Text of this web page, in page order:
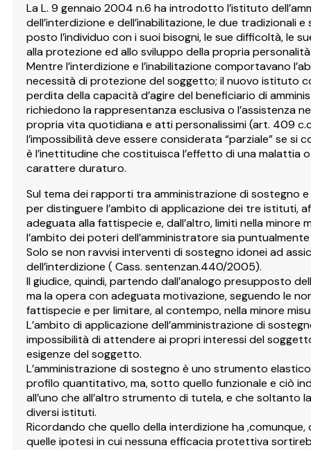
La L. 9 gennaio 2004 n.6 ha introdotto l’istituto
dell’interdizione e dell’inabilitazione, le due
posto l’individuo con i suoi bisogni, le sue difficoltà, le
alla protezione ed allo sviluppo della propria
Mentre l’interdizione e l’inabilitazione comportavano
necessità di protezione del soggetto; il nuovo istituto
perdita della capacità d’agire del beneficiario di
richiedono la rappresentanza esclusiva o l’assistenza
propria vita quotidiana e atti personalissimi (art. 409
l’impossibilità deve essere considerata “parziale” se
è l’inettitudine che costituisca l’effetto di una malattia
carattere duraturo.
Sul tema dei rapporti tra amministrazione di
per distinguere l’ambito di applicazione dei tre istituti,
adeguata alla fattispecie e, dall’altro, limiti nella
l’ambito dei poteri dell’amministratore sia
Solo se non ravvisi interventi di sostegno idonei ad
dell’interdizione ( Cass. sentenzan.440/2005).
Il giudice, quindi, partendo dall’analogo presupposto
ma la opera con adeguata motivazione, seguendo le
fattispecie e per limitare, al contempo, nella minore
L’ambito di applicazione dell’amministrazione di
impossibilità di attendere ai propri interessi del
esigenze del soggetto.
L’amministrazione di sostegno è uno strumento
profilo quantitativo, ma, sotto quello funzionale e ciò
all’uno che all’altro strumento di tutela, e che
diversi istituti.
Ricordando che quello della interdizione ha
quelle ipotesi in cui nessuna efficacia protettiva